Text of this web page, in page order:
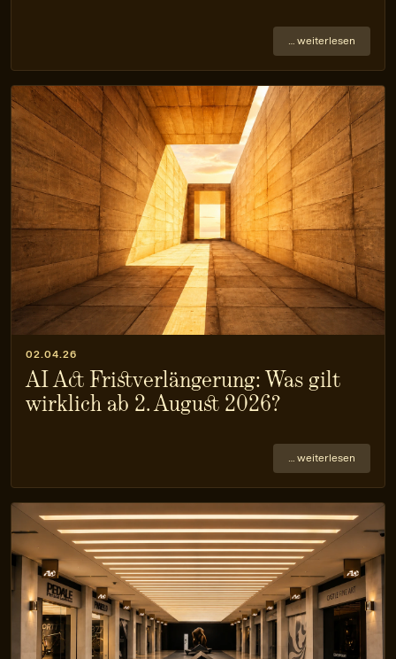
… weiterlesen
02.04.26
AI Act Fristverlängerung: Was gilt
wirklich ab 2. August 2026?
… weiterlesen